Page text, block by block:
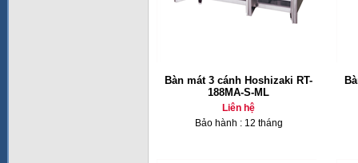
Bàn mát 3 cánh Hoshizaki RT-
188MA-S-ML
Liên hệ
Bảo hành : 12 tháng